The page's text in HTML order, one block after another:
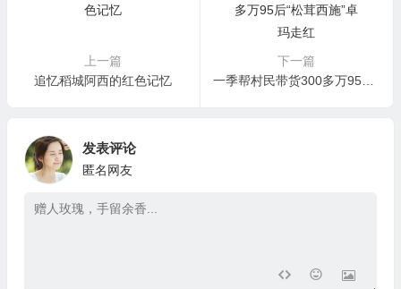
上一篇
追忆稻城阿西的红色记忆
下一篇
一季帮村民带货300多万95后“松茸西施”卓玛走红
发表评论
匿名网友